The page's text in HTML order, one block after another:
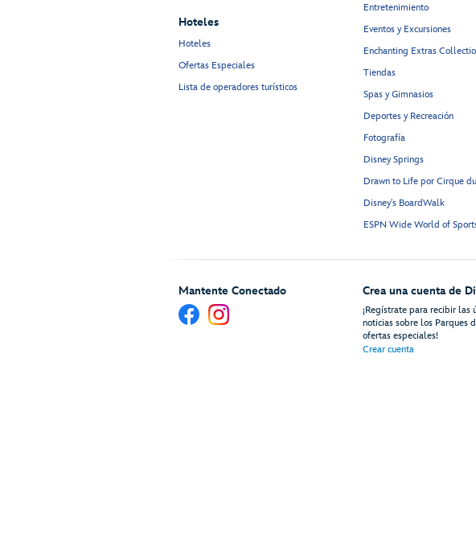
Hoteles
Hoteles
Ofertas Especiales
Lista de operadores turísticos
Entretenimiento
Eventos y Excursiones
Enchanting Extras
Tiendas
Spas y Gimnasios
Deportes y Recreación
Fotografía
Disney Springs
Drawn to Life por Cirque
Disney's BoardWalk
ESPN Wide World of
Mantente Conectado Crea una cuenta de
¡Regístrate para recibir las
noticias sobre los Parques
ofertas especiales!
Crear cuenta